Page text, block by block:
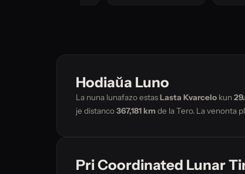
Hodiaŭa Luno
La nuna lunafazo estasLasta Kvarcelo kun
je distanco367,181 kmde la Tero. La venonta
Pri Coordinated Lunar